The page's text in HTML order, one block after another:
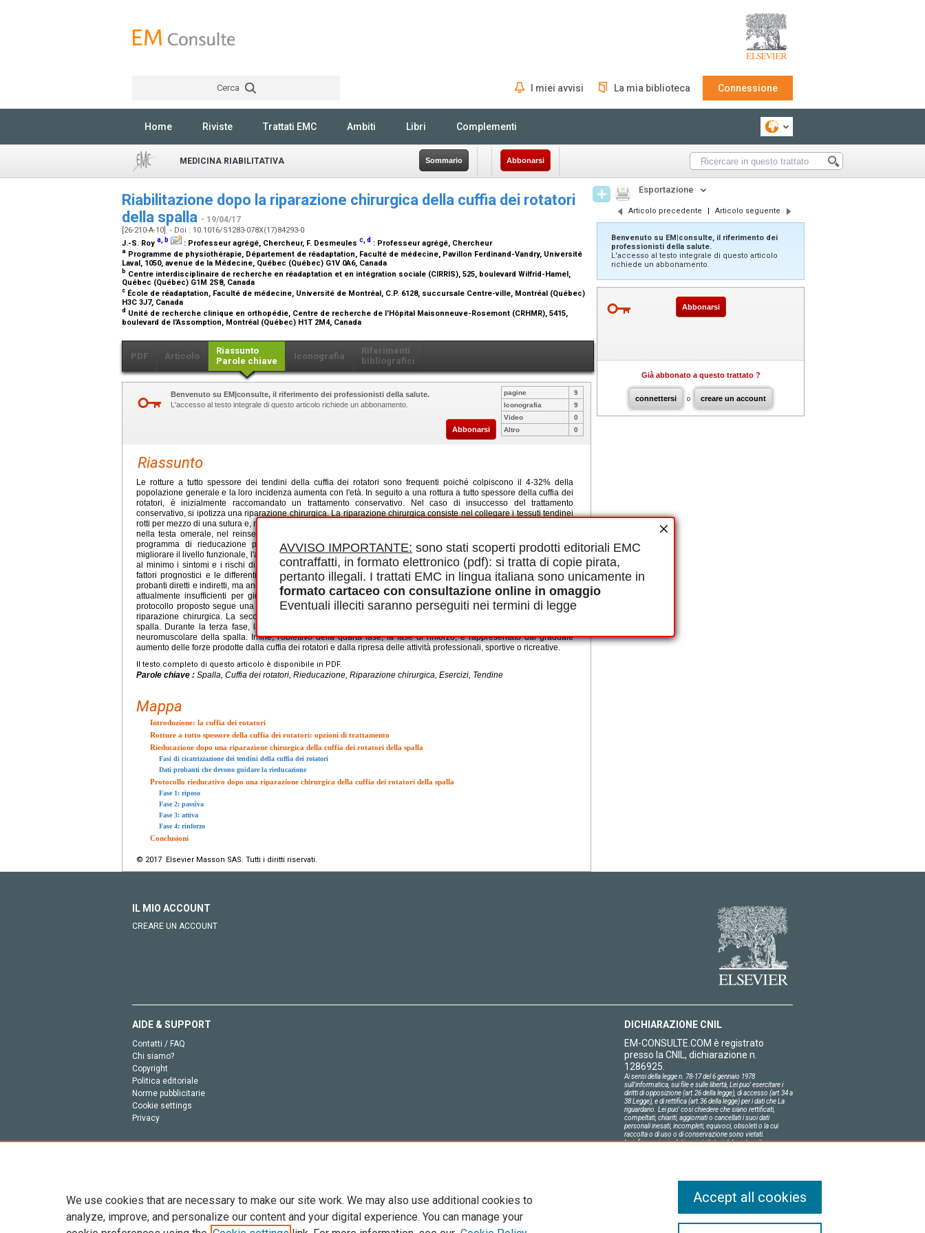
AVVISO IMPORTANTE: sono stati scoperti prodotti editoriali EMC
contraffatti, in formato elettronico (pdf): si tratta di copie pirata,
pertanto illegali. I trattati EMC in lingua italiana sono unicamente in
formato cartaceo con consultazione online in omaggio
Eventuali illeciti saranno perseguiti nei termini di legge
Cerca I miei avvisi La mia biblioteca Connessione
Home Riviste Trattati EMC Ambiti Libri Complementi
MEDICINA RIABILITATIVA Sommario Abbonarsi
Riabilitazione dopo la riparazione chirurgica della cuffia dei rotatori
della spalla - 19/04/17
[26-210-A-10] - Doi : 10.1016/S1283-078X(17)84293-0
J.-S. Roy a, b : Professeur agrégé, Chercheur, F. Desmeules c,d : Professeur agrégé, Chercheur
a Programme de physiothérapie, Département de réadaptation, Faculté de médecine, Pavillon Ferdinand-Vandry, Université
Laval, 1050, avenue de la Médecine, Québec (Québec) G1V 0A6, Canada
b Centre interdisciplinaire de recherche en réadaptation et en intégration sociale (CIRRIS), 525, boulevard Wilfrid-Hamel,
Québec (Québec) G1M 2S8, Canada
c École de réadaptation, Faculté de médecine, Université de Montréal, C.P. 6128, succursale Centre-ville, Montréal (Québec)
H3C 3J7, Canada
d Unité de recherche clinique en orthopédie, Centre de recherche de l'Hôpital Maisonneuve-Rosemont (CRHMR), 5415,
boulevard de l'Assomption, Montréal (Québec) H1T 2M4, Canada
PDF Articolo
Riassunto
Parole chiave
Iconografia
Riferimenti
bibliografici
Benvenuto su EM|consulte, il riferimento dei professionisti della salute.
L'accesso al testo integrale di questo articolo richiede un abbonamento.
Abbonarsi
pagine
9
Iconografia
9
Video
0
Altro
0
Riassunto
Le rotture a tutto spessore dei tendini della cuffia dei rotatori sono frequenti poiché colpiscono il 4-32% della
popolazione generale e la loro incidenza aumenta con l'età. In seguito a una rottura a tutto spessore della cuffia dei
rotatori, è inizialmente raccomandato un trattamento conservativo. Nel caso di insuccesso del trattamento
conservativo, si ipotizza una riparazione chirurgica. La riparazione chirurgica consiste nel collegare i tessuti tendinei
rotti per mezzo di una sutura e, nella situazione in cui il tendine o i tendini siano distaccati dal loro punto di inserzione
nella testa omerale, nel reinserire i tendini nell'osso. Dopo l'intervento chirurgico, i pazienti sono coinvolti in un
programma di rieducazione postoperatoria. Gli obiettivi principali della rieducazione postoperatoria sono di
migliorare il livello funzionale, l'arco di movimento e la forza muscolare della spalla, riducendo contemporaneamente
al minimo i sintomi e i rischi di recidiva. Questo articolo propone una panoramica dei dati probanti collegati con i
fattori prognostici e le differenti opzioni terapeutiche in seguito a una riparazione chirurgica. Sulla base dei dati
probanti diretti e indiretti, ma anche dell'esperienza clinica e dell'opinione di esperti, dal momento che le prove sono
attualmente insufficienti per giustificare tutte le fasi della rieducazione, si propone un protocollo rieducativo. Il
protocollo proposto segue una progressione in quattro fasi. La prima fase, la fase di riposo, mira a proteggere la
riparazione chirurgica. La seconda fase, la fase passiva, mira al recupero dell'arco di movimento passivo della
spalla. Durante la terza fase, la fase attiva, l'obiettivo è il recupero dell'arco di movimento attivo e del controllo
neuromuscolare della spalla. Infine, l'obiettivo della quarta fase, la fase di rinforzo, è rappresentato dal graduale
aumento delle forze prodotte dalla cuffia dei rotatori e dalla ripresa delle attività professionali, sportive o ricreative.
Il testo completo di questo articolo è disponibile in PDF.
Parole chiave : Spalla, Cuffia dei rotatori, Rieducazione, Riparazione chirurgica, Esercizi, Tendine
Mappa
Introduzione: la cuffia dei rotatori
Rotture a tutto spessore della cuffia dei rotatori: opzioni di trattamento
Rieducazione dopo una riparazione chirurgica della cuffia dei rotatori della spalla
Fasi di cicatrizzazione dei tendini della cuffia dei rotatori
Dati probanti che devono guidare la rieducazione
Protocollo rieducativo dopo una riparazione chirurgica della cuffia dei rotatori della spalla
Fase 1: riposo
Fase 2: passiva
Fase 3: attiva
Fase 4: rinforzo
Conclusioni
© 2017 Elsevier Masson SAS. Tutti i diritti riservati.
Esportazione
Articolo precedente | Articolo seguente
Benvenuto su EM|consulte, il riferimento dei
professionisti della salute.
L'accesso al testo integrale di questo articolo
richiede un abbonamento.
Abbonarsi
Già abbonato a questo trattato ?
connettersi o creare un account
IL MIO ACCOUNT
CREARE UN ACCOUNT
AIDE & SUPPORT
Contatti / FAQ
Chi siamo?
Copyright
Politica editoriale
Norme pubblicitarie
Cookie settings
Privacy
DICHIARAZIONE CNIL
EM-CONSULTE.COM è registrato
presso la CNIL, dichiarazione n.
1286925.
Ai sensi della legge n. 78-17 del 6 gennaio 1978
sull'informatica, sui file e sulle libertà, Lei puo' esercitare i
diritti di opposizione (art.26 della legge), di accesso (art.34 a
38 Legge), e di rettifica (art.36 della legge) per i dati che La
riguardano. Lei puo' cosi chiedere che siano rettificati,
compeltati, chiariti, aggiornati o cancellati i suoi dati
personali inesati, incompleti, equivoci, obsoleti o la cui
raccolta o di uso o di conservazione sono vietati.
Le informazioni relative ai visitatori del nostro sito,
We use cookies that are necessary to make our site work. We may also use additional cookies to
analyze, improve, and personalize our content and your digital experience. You can manage your
Accept all cookies